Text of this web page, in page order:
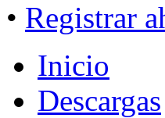
• Registrar
Inicio
Descargas